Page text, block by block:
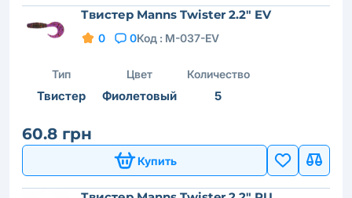
Твистер Manns Twister 2.2" EV
0 0Код : M-037-EV
Тип
Твистер
Цвет
Фиолетовый
Количество
5
60.8 грн
Купить